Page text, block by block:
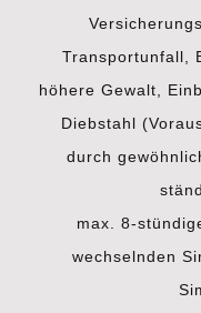
Transportunfall,
höhere Gewalt,
Diebstahl
durch
max. 8-
wechselnden